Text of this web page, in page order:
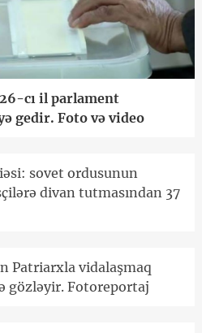
cı il parlament
gedir. Foto və video
sovet ordusunun
divan tutmasından 37
Patriarxla vidalaşmaq
gözləyir. Fotoreportaj